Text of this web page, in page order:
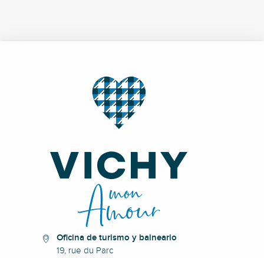
Oficina de turismo y balneario
19, rue du Parc